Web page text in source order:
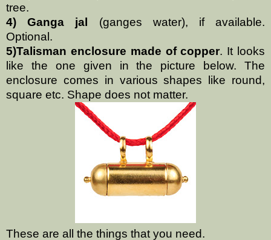
tree.
4) Ganga jal (ganges water), if available.
Optional.
5)Talisman enclosure made of copper. It looks
like the one given in the picture below. The
enclosure comes in various shapes like round,
square etc. Shape does not matter.
These are all the things that you need.